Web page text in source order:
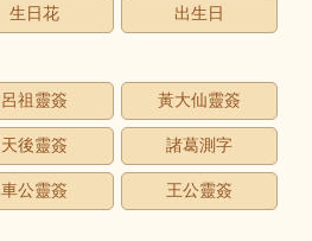
生日花 出生日
呂祖靈簽 黃大仙靈簽
天後靈簽 諸葛測字
車公靈簽 王公靈簽